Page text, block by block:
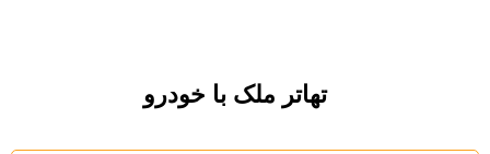
تهاتر ملک با خودرو